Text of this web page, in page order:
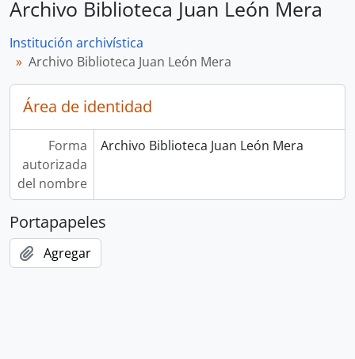
Archivo Biblioteca Juan León Mera
Institución archivística
Archivo Biblioteca Juan León Mera
Área de identidad
Forma
autorizada
del nombre
Archivo Biblioteca Juan León Mera
Portapapeles
Agregar